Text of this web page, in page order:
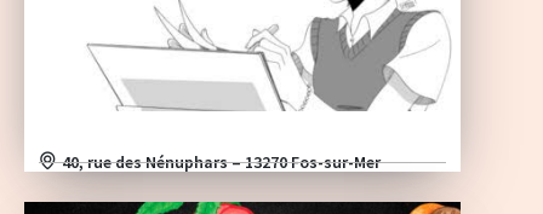
40, rue des Nénuphars – 13270 Fos-sur-Mer